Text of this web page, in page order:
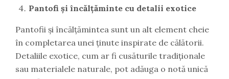
Pantofi și încălțăminte cu detalii exotice
Pantofii și încălțămintea sunt un alt element cheie
în completarea unei ținute inspirate de călătorii.
Detaliile exotice, cum ar fi cusăturile tradiționale
sau materialele naturale, pot adăuga o notă unică